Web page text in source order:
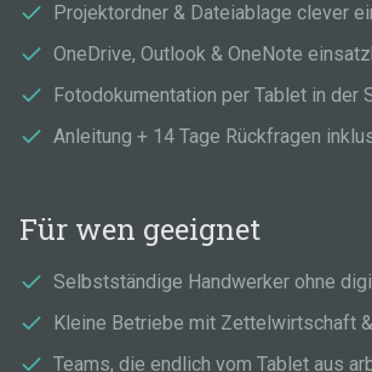
Projektordner & Dateiablage clever
OneDrive, Outlook & OneNote
Fotodokumentation per Tablet in der
Anleitung + 14 Tage Rückfragen
Für wen geeignet
Selbstständige Handwerker ohne
Kleine Betriebe mit Zettelwirtschaft
Teams, die endlich vom Tablet aus